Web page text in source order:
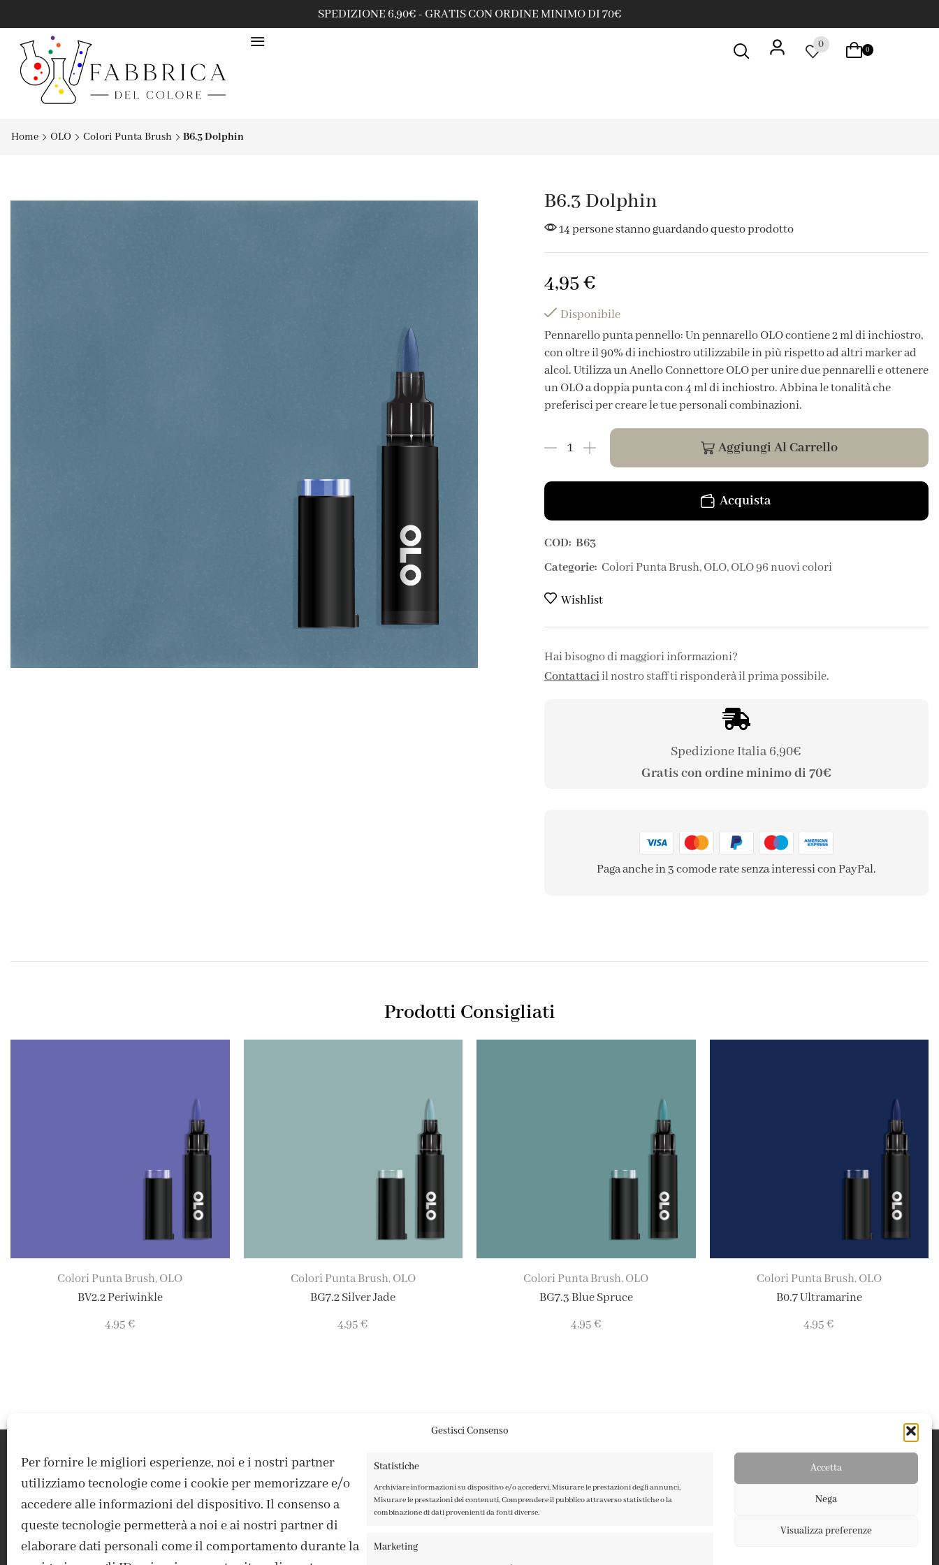
Gestisci Consenso
Per fornire le migliori esperienze, noi e i nostri partner
utilizziamo tecnologie come i cookie per memorizzare e/o
accedere alle informazioni del dispositivo. Il consenso a
queste tecnologie permetterà a noi e ai nostri partner di
elaborare dati personali come il comportamento durante la
Statistiche
Archiviare informazioni su dispositivo e/o accedervi, Misurare le prestazioni degli annunci,
Misurare le prestazioni dei contenuti, Comprendere il pubblico attraverso statistiche o la
combinazione di dati provenienti da fonti diverse.
Marketing
Accetta
Nega
Visualizza preferenze
SPEDIZIONE 6,90€ - GRATIS CON ORDINE MINIMO DI 70€
0 0
Home OLO Colori Punta Brush B6.3 Dolphin
B6.3 Dolphin
14 persone stanno guardando questo prodotto
4,95€
Disponibile
Pennarello punta pennello: Un pennarello OLO contiene 2 ml di inchiostro,
con oltre il 90% di inchiostro utilizzabile in più rispetto ad altri marker ad
alcol. Utilizza un Anello Connettore OLO per unire due pennarelli e ottenere
un OLO a doppia punta con 4 ml di inchiostro. Abbina le tonalità che
preferisci per creare le tue personali combinazioni.
Aggiungi Al Carrello
Acquista
COD: B63
Categorie: Colori Punta Brush,OLO,OLO 96 nuovi colori
Wishlist
Hai bisogno di maggiori informazioni?
Contattaciil nostro staff ti risponderà il prima possibile.
Spedizione Italia 6,90€
Gratis con ordine minimo di 70€
Paga anche in 3 comode rate senza interessi con PayPal.
Prodotti Consigliati
Colori Punta Brush, OLO
BV2.2 Periwinkle
4,95€
Colori Punta Brush, OLO
BG7.2 Silver Jade
4,95€
Colori Punta Brush, OLO
BG7.3 Blue Spruce
4,95€
Colori Punta Brush, OLO
B0.7 Ultramarine
4,95€